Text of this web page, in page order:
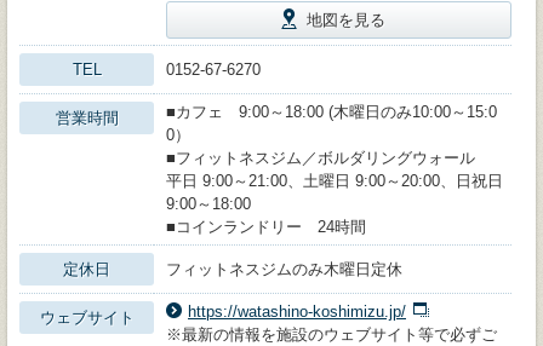
地図を見る
TEL 0152‐67‐6270
営業時間
■カフェ 9:00～18:00 (木曜日のみ10:00～15:0
0）
■フィットネスジム／ボルダリングウォール
平日 9:00～21:00、土曜日 9:00～20:00、日祝日
9:00～18:00
■コインランドリー 24時間
定休日 フィットネスジムのみ木曜日定休
ウェブサイト
https://watashino-koshimizu.jp/
※最新の情報を施設のウェブサイト等で必ずご